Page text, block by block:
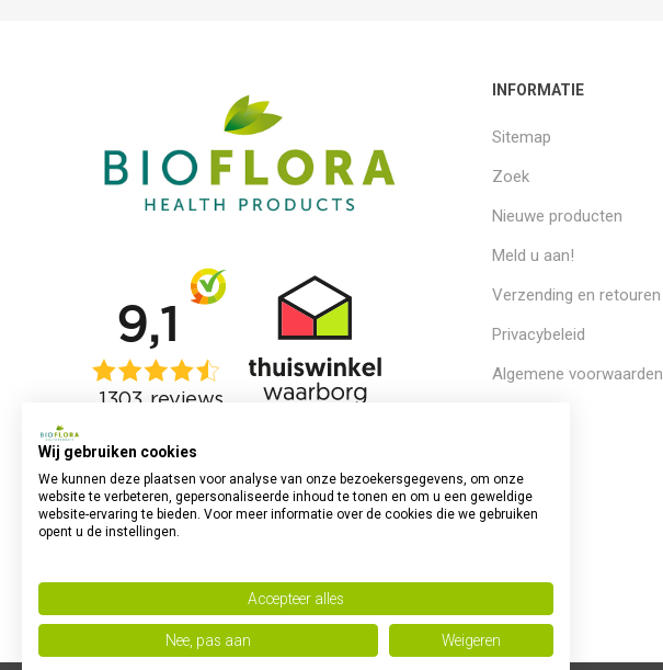
INFORMATIE
Sitemap
Zoek
Nieuwe producten
Meld u aan!
Verzending en retouren
Privacybeleid
Algemene voorwaarden
Wij gebruiken cookies
We kunnen deze plaatsen voor analyse van onze bezoekersgegevens, om onze
website te verbeteren, gepersonaliseerde inhoud te tonen en om u een geweldige
website-ervaring te bieden. Voor meer informatie over de cookies die we gebruiken
opent u de instellingen.
Accepteer alles
Nee, pas aan Weigeren